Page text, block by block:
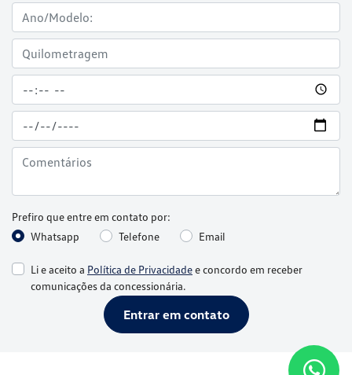
Prefiro que entre em contato por:
Whatsapp
Telefone Email
Li e aceito a Política de Privacidadee concordo em receber
comunicações da concessionária.
Entrar em contato